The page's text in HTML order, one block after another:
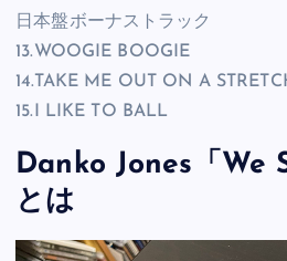
日本盤ボーナストラック
13.WOOGIE BOOGIE
14.TAKE ME OUT ON A
15.I LIKE TO BALL
Danko Jones「We
とは